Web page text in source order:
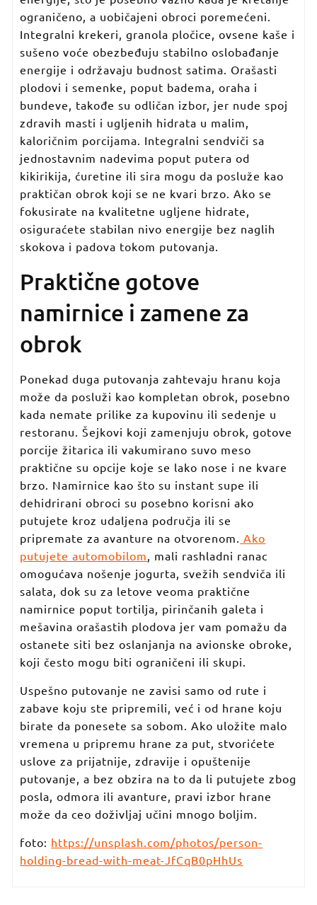
ograničeno, a uobičajeni obroci poremećeni.
Integralni krekeri, granola pločice, ovsene kaše i
sušeno voće obezbeđuju stabilno oslobađanje
energije i održavaju budnost satima. Orašasti
plodovi i semenke, poput badema, oraha i
bundeve, takođe su odličan izbor, jer nude spoj
zdravih masti i ugljenih hidrata u malim,
kaloričnim porcijama. Integralni sendviči sa
jednostavnim nadevima poput putera od
kikirikija, ćuretine ili sira mogu da posluže kao
praktičan obrok koji se ne kvari brzo. Ako se
fokusirate na kvalitetne ugljene hidrate,
osiguraćete stabilan nivo energije bez naglih
skokova i padova tokom putovanja.
Praktične gotove
namirnice i zamene za
obrok
Ponekad duga putovanja zahtevaju hranu koja
može da posluži kao kompletan obrok, posebno
kada nemate prilike za kupovinu ili sedenje u
restoranu. Šejkovi koji zamenjuju obrok, gotove
porcije žitarica ili vakumirano suvo meso
praktične su opcije koje se lako nose i ne kvare
brzo. Namirnice kao što su instant supe ili
dehidrirani obroci su posebno korisni ako
putujete kroz udaljena područja ili se
pripremate za avanture na otvorenom. Ako
putujete automobilom, mali rashladni ranac
omogućava nošenje jogurta, svežih sendviča ili
salata, dok su za letove veoma praktične
namirnice poput tortilja, pirinčanih galeta i
mešavina orašastih plodova jer vam pomažu da
ostanete siti bez oslanjanja na avionske obroke,
koji često mogu biti ograničeni ili skupi.
Uspešno putovanje ne zavisi samo od rute i
zabave koju ste pripremili, već i od hrane koju
birate da ponesete sa sobom. Ako uložite malo
vremena u pripremu hrane za put, stvorićete
uslove za prijatnije, zdravije i opuštenije
putovanje, a bez obzira na to da li putujete zbog
posla, odmora ili avanture, pravi izbor hrane
može da ceo doživljaj učini mnogo boljim.
foto: https://unsplash.com/photos/person-
holding-bread-with-meat-JfCqB0pHhUs